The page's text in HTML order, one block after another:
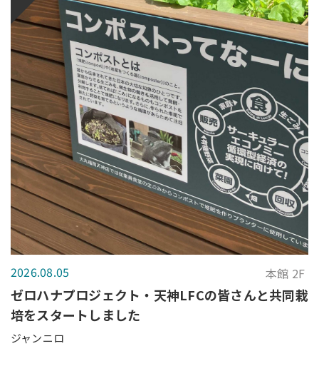
2026.08.05 本館 2F
ゼロハナプロジェクト・天神LFCの皆さんと共同栽
培をスタートしました
ジャンニロ